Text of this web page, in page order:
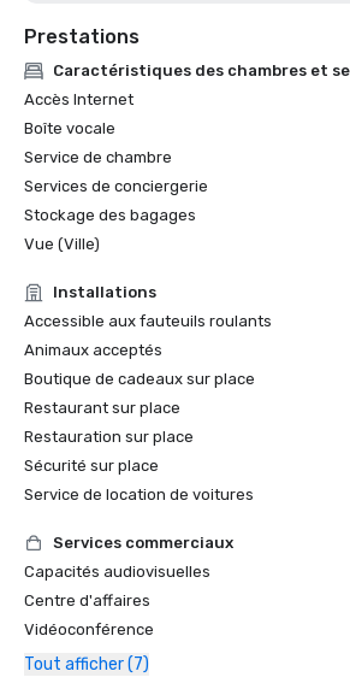
Prestations
Caractéristiques des chambres et
Accès Internet
Boîte vocale
Service de chambre
Services de conciergerie
Stockage des bagages
Vue (Ville)
Installations
Accessible aux fauteuils roulants
Animaux acceptés
Boutique de cadeaux sur place
Restaurant sur place
Restauration sur place
Sécurité sur place
Service de location de voitures
Services commerciaux
Capacités audiovisuelles
Centre d'affaires
Vidéoconférence
Tout afficher (7)